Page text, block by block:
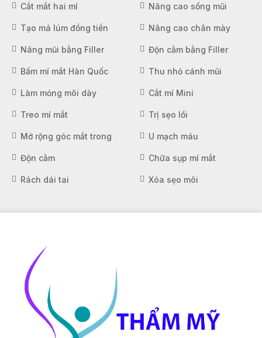
Cắt mắt hai mí Nâng cao sống mũi
Tạo má lúm đồng tiền Nâng cao chân mày
Nâng mũi bằng Filler Độn cằm bằng Filler
Bấm mí mắt Hàn Quốc Thu nhỏ cánh mũi
Làm mỏng môi dày Cắt mí Mini
Treo mí mắt Trị sẹo lồi
Mở rộng góc mắt trong U mạch máu
Độn cằm Chữa sụp mí mắt
Rách dái tai Xóa sẹo môi